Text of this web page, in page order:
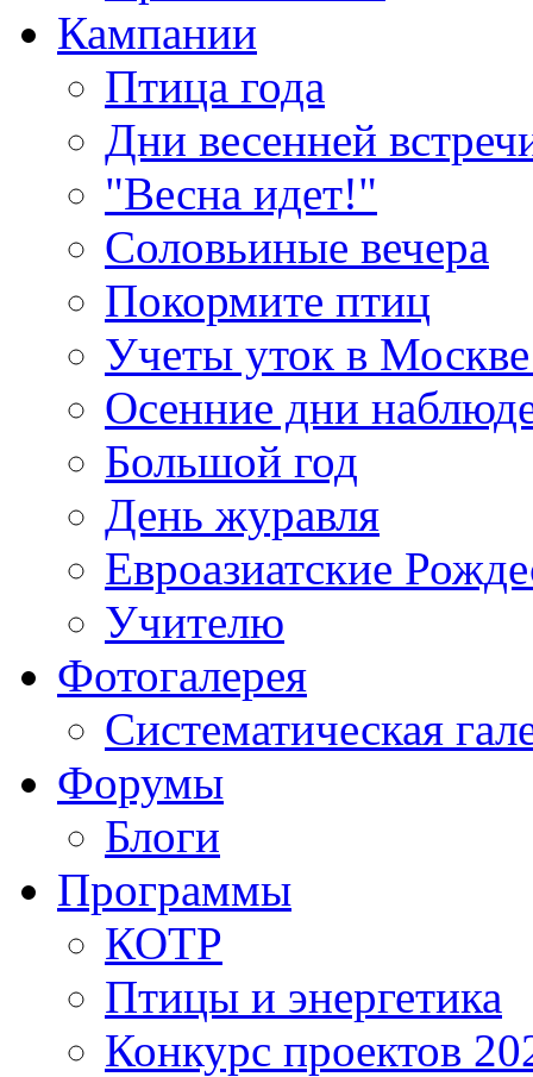
Кампании
Птица года
Дни весенней
"Весна идет!"
Соловьиные вечера
Покормите птиц
Учеты уток в
Осенние дни
Большой год
День журавля
Евроазиатские
Учителю
Фотогалерея
Систематическая
Форумы
Блоги
Программы
КОТР
Птицы и энергетика
Конкурс проектов